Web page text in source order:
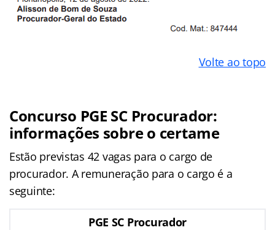
Volte ao topo
Concurso PGE SC Procurador:
informações sobre o certame
Estão previstas 42 vagas para o cargo de
procurador. A remuneração para o cargo é a
seguinte:
PGE SC Procurador